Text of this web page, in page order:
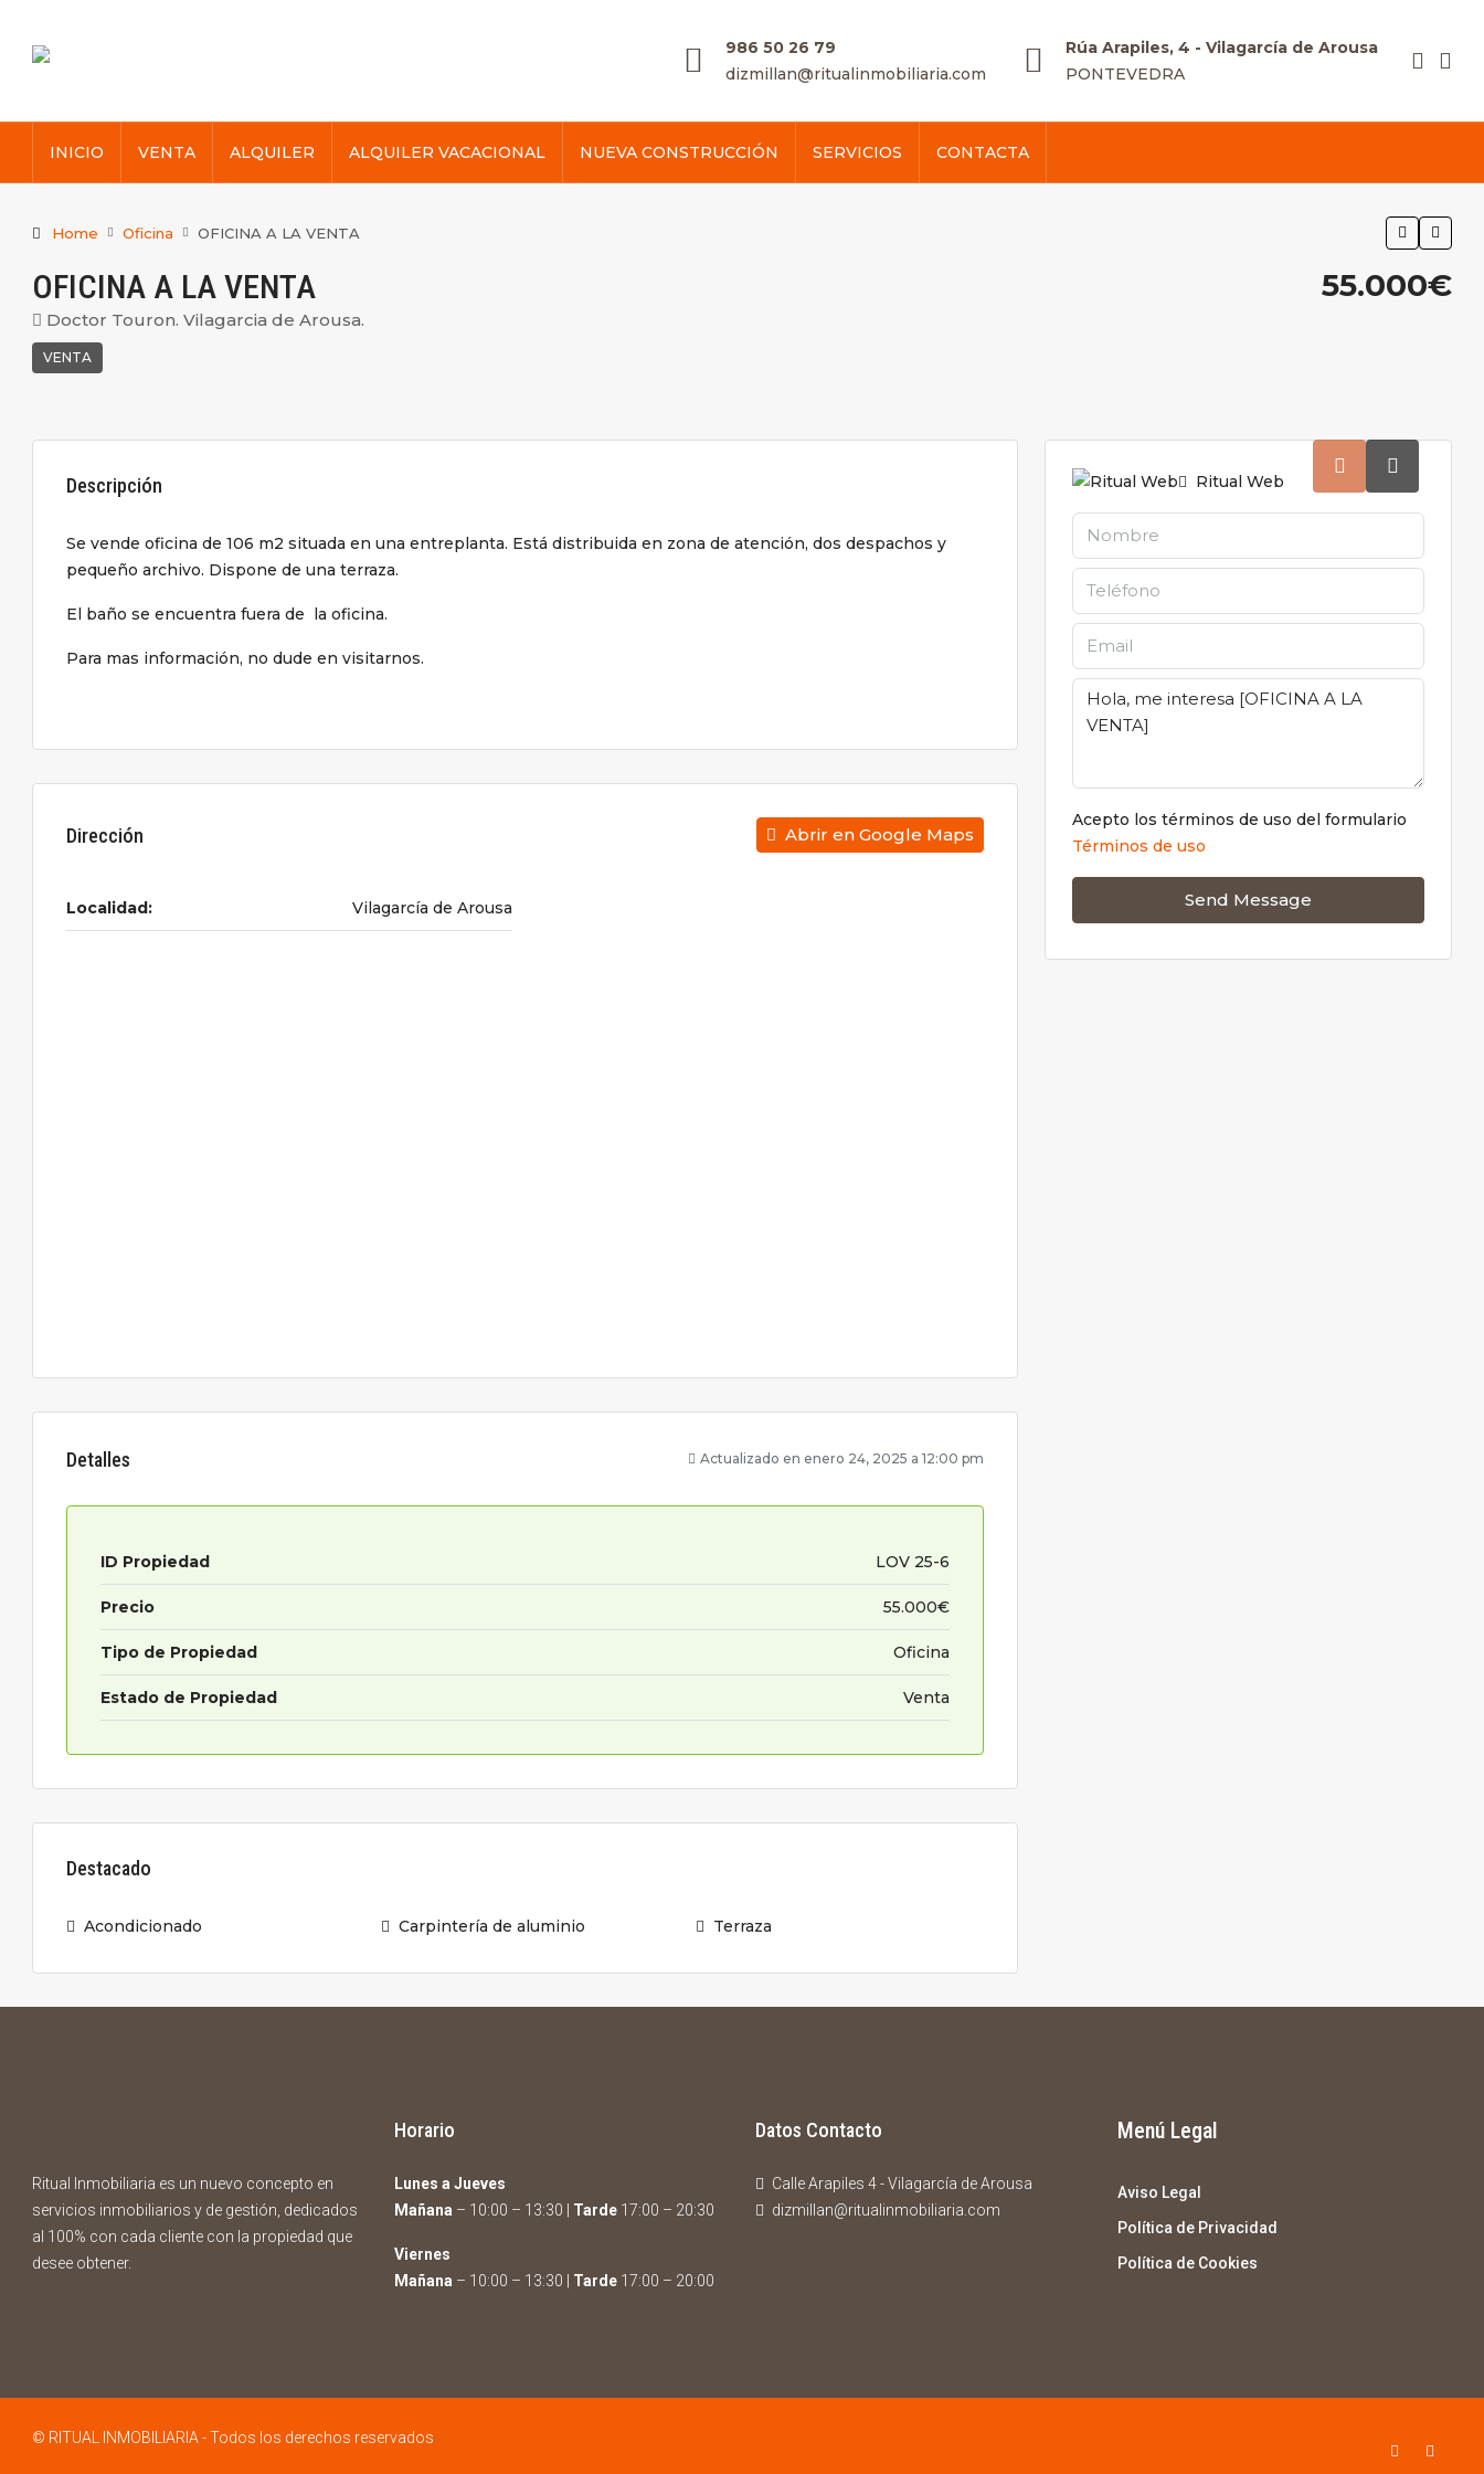
986 50 26 79
dizmillan@ritualinmobiliaria.com
Rúa Arapiles, 4 - Vilagarcía de Arousa
PONTEVEDRA
INICIO VENTA ALQUILER ALQUILER VACACIONAL NUEVA CONSTRUCCIÓN SERVICIOS CONTACTA
Home Oficina OFICINA A LA VENTA
OFICINA A LA VENTA
Doctor Touron. Vilagarcia de Arousa.
VENTA
55.000€
Descripción
Se vende oficina de 106 m2 situada en una entreplanta. Está distribuida en zona de atención, dos despachos y
pequeño archivo. Dispone de una terraza.
El baño se encuentra fuera de la oficina.
Para mas información, no dude en visitarnos.
Dirección Abrir en Google Maps
Localidad: Vilagarcía de Arousa
Detalles Actualizado en enero 24, 2025 a 12:00 pm
ID Propiedad LOV 25-6
Precio 55.000€
Tipo de Propiedad Oficina
Estado de Propiedad Venta
Destacado
Acondicionado Carpintería de aluminio Terraza
Ritual Web
Acepto los términos de uso del formulario
Términos de uso
Send Message
Ritual Inmobiliaria es un nuevo concepto en
servicios inmobiliarios y de gestión, dedicados
al 100% con cada cliente con la propiedad que
desee obtener.
Horario
Lunes a Jueves
Mañana – 10:00 – 13:30 | Tarde17:00 – 20:30
Viernes
Mañana – 10:00 – 13:30 | Tarde17:00 – 20:00
Datos Contacto
Calle Arapiles 4 - Vilagarcía de Arousa
dizmillan@ritualinmobiliaria.com
Menú Legal
Aviso Legal
Política de Privacidad
Política de Cookies
© RITUAL INMOBILIARIA - Todos los derechos reservados